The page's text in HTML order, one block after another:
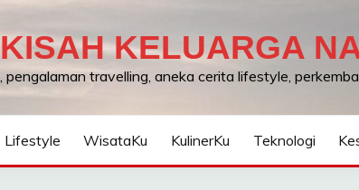
KISAH KELUARGA
pengalaman travelling, aneka cerita lifestyle,
Lifestyle WisataKu KulinerKu Teknologi